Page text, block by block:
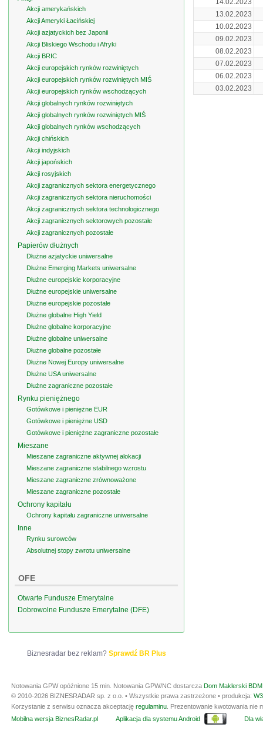
14.02.2023
13.02.2023
10.02.2023
09.02.2023
08.02.2023
07.02.2023
06.02.2023
03.02.2023
Akcji amerykańskich
Akcji Ameryki Łacińskiej
Akcji azjatyckich bez Japonii
Akcji Bliskiego Wschodu i Afryki
Akcji BRIC
Akcji europejskich rynków rozwiniętych
Akcji europejskich rynków rozwiniętych MIŚ
Akcji europejskich rynków wschodzących
Akcji globalnych rynków rozwiniętych
Akcji globalnych rynków rozwiniętych MIŚ
Akcji globalnych rynków wschodzących
Akcji chińskich
Akcji indyjskich
Akcji japońskich
Akcji rosyjskich
Akcji zagranicznych sektora energetycznego
Akcji zagranicznych sektora nieruchomości
Akcji zagranicznych sektora technologicznego
Akcji zagranicznych sektorowych pozostałe
Akcji zagranicznych pozostałe
Papierów dłużnych
Dłużne azjatyckie uniwersalne
Dłużne Emerging Markets uniwersalne
Dłużne europejskie korporacyjne
Dłużne europejskie uniwersalne
Dłużne europejskie pozostałe
Dłużne globalne High Yield
Dłużne globalne korporacyjne
Dłużne globalne uniwersalne
Dłużne globalne pozostałe
Dłużne Nowej Europy uniwersalne
Dłużne USA uniwersalne
Dłużne zagraniczne pozostałe
Rynku pieniężnego
Gotówkowe i pieniężne EUR
Gotówkowe i pieniężne USD
Gotówkowe i pieniężne zagraniczne pozostałe
Mieszane
Mieszane zagraniczne aktywnej alokacji
Mieszane zagraniczne stabilnego wzrostu
Mieszane zagraniczne zrównoważone
Mieszane zagraniczne pozostałe
Ochrony kapitału
Ochrony kapitału zagraniczne uniwersalne
Inne
Rynku surowców
Absolutnej stopy zwrotu uniwersalne
OFE
Otwarte Fundusze Emerytalne
Dobrowolne Fundusze Emerytalne (DFE)
Biznesradar bez reklam? Sprawdź BR Plus
Notowania GPW opóźnione 15 min. Notowania GPW/NC dostarcza Dom Maklerski
© 2010-2026 BIZNESRADAR sp. z o.o. • Wszystkie prawa zastrzeżone • produkcja:
Korzystanie z serwisu oznacza akceptację regulaminu . Prezentowanie kwotowania
Mobilna wersja BiznesRadar.pl
Aplikacja dla systemu Android Dla